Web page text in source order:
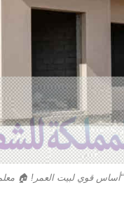
“أساس قوي لبيت العمر! 🏠